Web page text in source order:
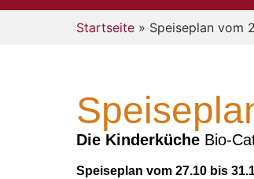
Startseite » Speiseplan vom
Die Kinderküche Bio-
Speiseplan vom 27.10 bis